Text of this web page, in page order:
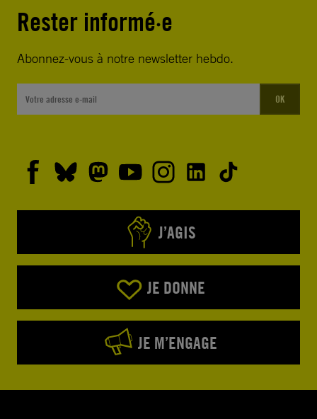
Rester informé·e
Abonnez-vous à notre newsletter hebdo.
OK
J’AGIS
JE DONNE
JE M’ENGAGE